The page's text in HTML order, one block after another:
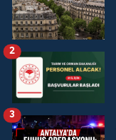
2
3